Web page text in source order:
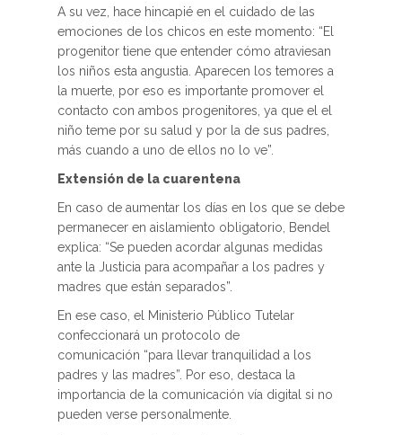
A su vez, hace hincapié en el cuidado de las
emociones de los chicos en este momento: “El
progenitor tiene que entender cómo atraviesan
los niños esta angustia. Aparecen los temores a
la muerte, por eso es importante promover el
contacto con ambos progenitores, ya que el el
niño teme por su salud y por la de sus padres,
más cuando a uno de ellos no lo ve”.
Extensión de la cuarentena
En caso de aumentar los días en los que se debe
permanecer en aislamiento obligatorio, Bendel
explica: “Se pueden acordar algunas medidas
ante la Justicia para acompañar a los padres y
madres que están separados”.
En ese caso, el Ministerio Público Tutelar
confeccionará un protocolo de
comunicación “para llevar tranquilidad a los
padres y las madres”. Por eso, destaca la
importancia de la comunicación vía digital si no
pueden verse personalmente.